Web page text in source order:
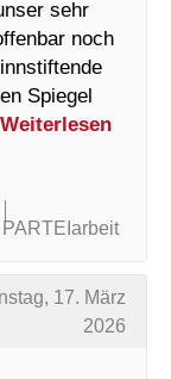
sehr
noch
Spiegel
Weiterlesen
PARTEIarbeit
17. März
2026